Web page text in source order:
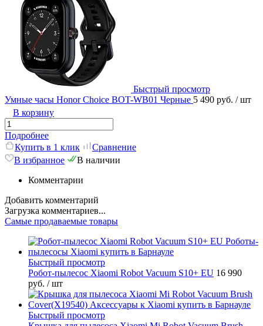
Быстрый просмотр
Умные часы Honor Choice BOT-WB01 Черные 5 490 руб. / шт
В корзину
Подробнее
Купить в 1 клик
Сравнение
В избранное
В наличии
Комментарии
Добавить комментарий
Загрузка комментариев...
Самые продаваемые товары
Быстрый просмотр
Робот-пылесос Xiaomi Robot Vacuum S10+ EU 16 990
руб. / шт
Быстрый просмотр